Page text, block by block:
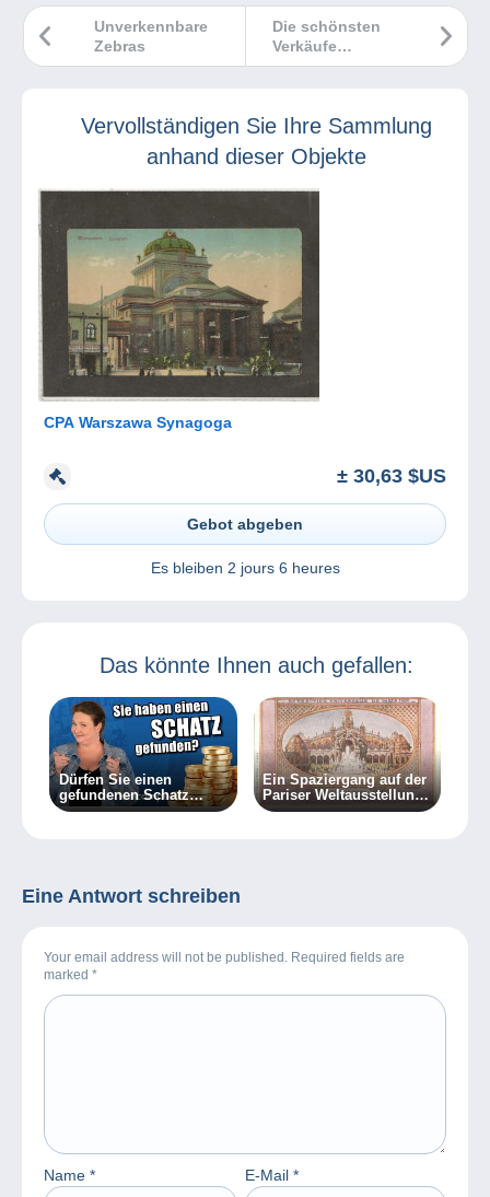
Die schönsten
Verkäufe
Delcampe Mai
Unverkennbare
Zebras
Vervollständigen Sie Ihre Sammlung
anhand dieser Objekte
CPA Warszawa Synagoga
± 30,63 $US
Gebot abgeben
Es bleiben 2 jours 6 heures
Das könnte Ihnen auch gefallen:
Dürfen Sie einen
gefundenen Schatz
behalten?
Ein Spaziergang auf der
Pariser Weltausstellung
von 1900
Eine Antwort schreiben
Your email address will not be published. Required fields are
marked *
Name * E-Mail *